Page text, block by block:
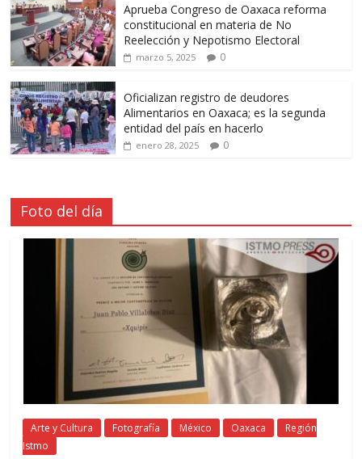
Aprueba Congreso de Oaxaca reforma
constitucional en materia de No
Reelección y Nepotismo Electoral
marzo 5, 2025 0
Oficializan registro de deudores
Alimentarios en Oaxaca; es la segunda
entidad del país en hacerlo
enero 28, 2025 0
Foto del día
Arte y Cultura Fotografía México Oaxaca
Región
Istmo